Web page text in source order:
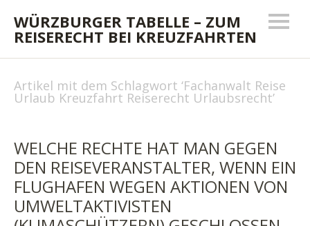
WÜRZBURGER TABELLE – ZUM
REISERECHT BEI KREUZFAHRTEN
Artikel mit dem Schlagwort ‘Fachanwalt Reise
Urlaub Kreuzfahrt Reiserecht Urlaubsrecht’
WELCHE RECHTE HAT MAN GEGEN
DEN REISEVERANSTALTER, WENN EIN
FLUGHAFEN WEGEN AKTIONEN VON
UMWELTAKTIVISTEN